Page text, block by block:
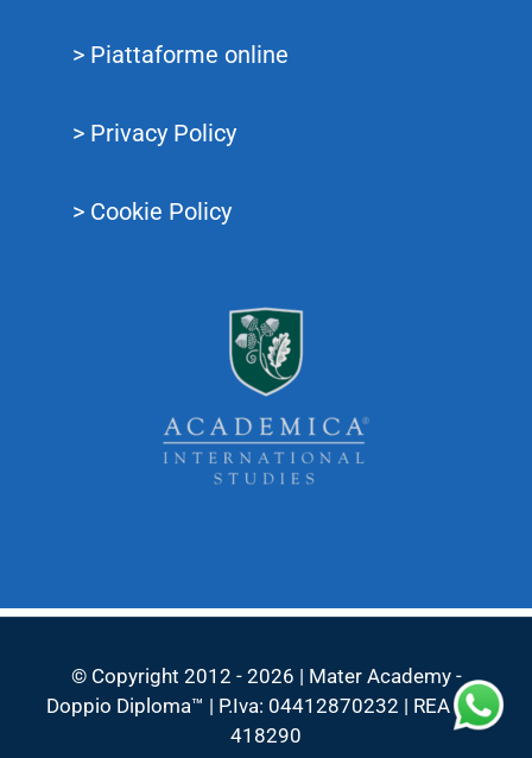
> Piattaforme online
> Privacy Policy
> Cookie Policy
© Copyright 2012 - 2026 | Mater Academy -
Doppio Diploma™ | P.Iva: 04412870232 | REA VR-
418290